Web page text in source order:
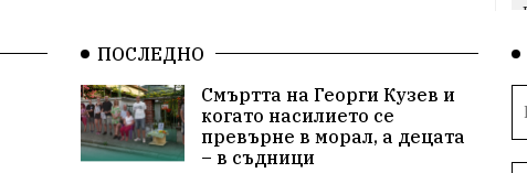
ПОСЛЕДНО
Смъртта на Георги Кузев и
когато насилието се
превърне в морал, а децата
– в съдници